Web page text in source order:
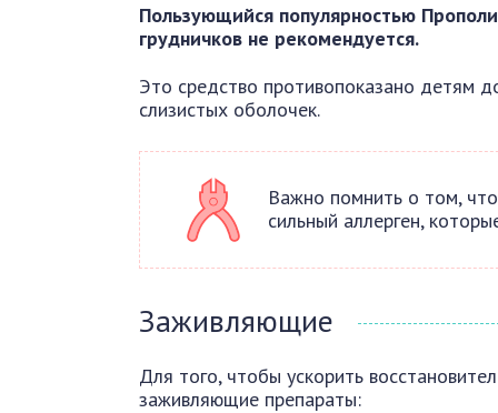
Пользующийся популярностью
грудничков не рекомендуется.
Это средство противопоказано детям
слизистых оболочек.
Важно помнить о том,
сильный аллерген,
Заживляющие
Для того, чтобы ускорить
заживляющие препараты: